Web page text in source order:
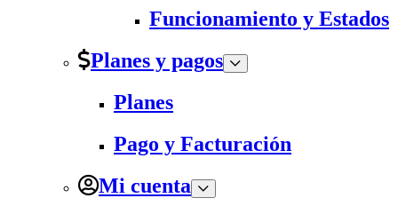
Funcionamiento y Estados
Planes y pagos
Planes
Pago y Facturación
Mi cuenta